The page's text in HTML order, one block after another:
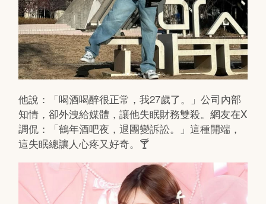
他說：「喝酒喝醉很正常，我27歲了。」公司內部
知情，卻外洩給媒體，讓他失眠財務雙殺。網友在X
調侃：「鶴年酒吧夜，退團變訴訟。」這種開端，
這失眠總讓人心疼又好奇。🍸